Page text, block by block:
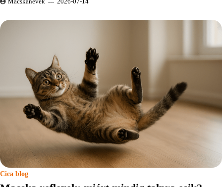
Macskanevek 2026-07-14
Cica blog